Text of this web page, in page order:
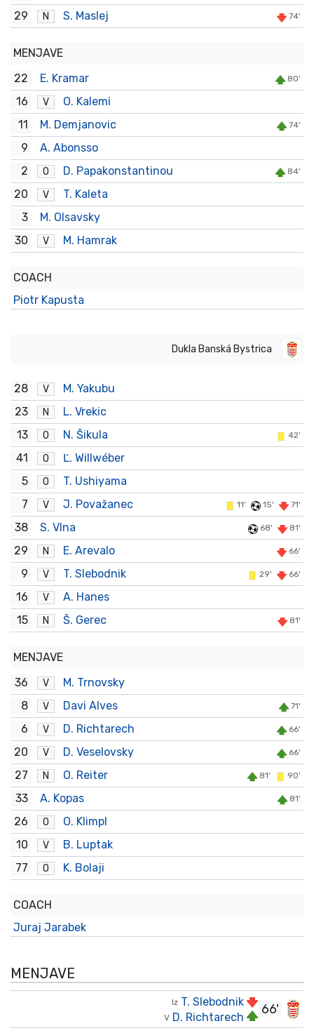
29 N S. Maslej 74'
MENJAVE
22
E. Kramar 80'
16 V
O. Kalemi
11
M. Demjanovic 74'
9
A. Abonsso
2
O D. Papakonstantinou 84'
20 V
T. Kaleta
3
M. Olsavsky
30
V M. Hamrak
COACH
Piotr Kapusta
Dukla Banská Bystrica
28 V
M. Yakubu
23
N
L. Vrekic
13
O N. Šikula 42'
41 O
Ľ. Willwéber
5
O
T. Ushiyama
7
V J. Považanec 11' 15' 71'
38 S. Vlna 68' 81'
29 N E. Arevalo 66'
9 V T. Slebodnik 29' 66'
16 V
A. Hanes
15
N Š. Gerec 81'
MENJAVE
36
V
M. Trnovsky
8
V Davi Alves 71'
6 V D. Richtarech 66'
20 V D. Veselovsky 66'
27 N O. Reiter 81' 90'
33 A. Kopas 81'
26 O
O. Klimpl
10
V
B. Luptak
77
O K. Bolaji
COACH
Juraj Jarabek
MENJAVE
66'
Iz T. Slebodnik
V D. Richtarech